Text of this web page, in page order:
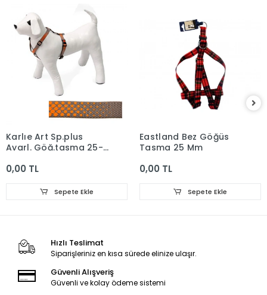
Karlıe Art Sp.plus
Ayarl. Göğ.tasma 25-
0,00 TL
Sepete Ekle
Eastland Bez Göğüs
Tasma 25 Mm
0,00 TL
Sepete Ekle
Hızlı Teslimat
Siparişleriniz en kısa sürede elinize ulaşır.
Güvenli Alışveriş
Güvenli ve kolay ödeme sistemi